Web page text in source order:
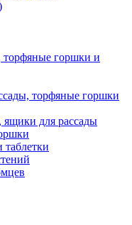
торфяные горшки и
торфяные горшки
ящики для рассады